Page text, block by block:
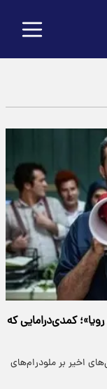
کمدی‌درامایی که
اخیر بر ملودرام‌های